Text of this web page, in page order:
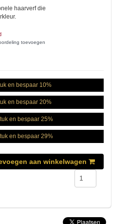
haarverf die
toevoegen
en bespaar 10%
en bespaar 20%
en bespaar 25%
en bespaar 29%
aan winkelwagen